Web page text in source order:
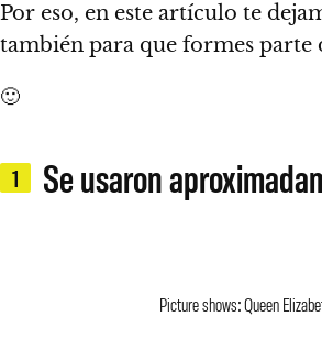
Por eso, en este artículo te
también para que formes parte
🙂
1 Se usaron
Picture shows: Queen